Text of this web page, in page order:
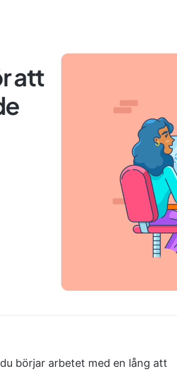
att
börjar arbetet med en lång att